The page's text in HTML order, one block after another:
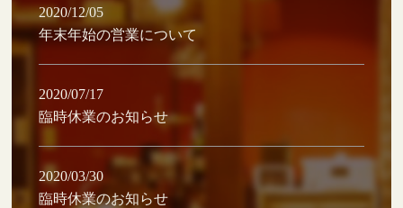
2020/12/05
年末年始の営業について
2020/07/17
臨時休業のお知らせ
2020/03/30
臨時休業のお知らせ